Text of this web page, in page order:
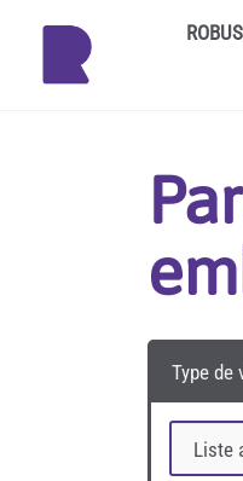
Aller au contenu principal
Type de